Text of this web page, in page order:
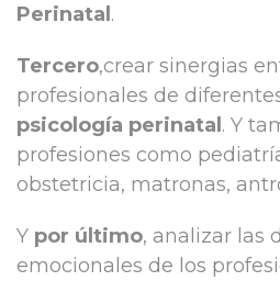
Perinatal.
Tercero,crear sinergias
profesionales de
psicología perinatal. Y
profesiones como
obstetricia, matronas,
Y por último, analizar las
emocionales de los